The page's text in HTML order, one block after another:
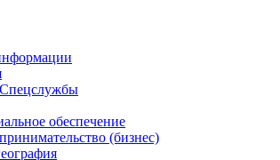
Спецслужбы
обеспечение
(бизнес)